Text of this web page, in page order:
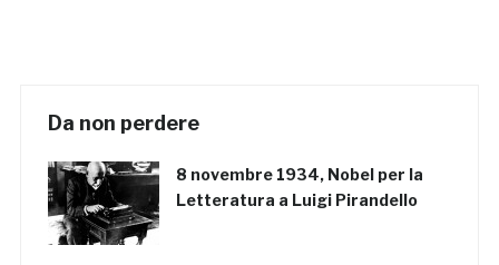
Da non perdere
8 novembre 1934, Nobel per la
Letteratura a Luigi Pirandello